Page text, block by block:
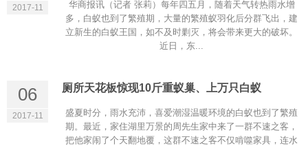
同一幢房屋中个别住户发现蚁害，为什么单独灭
由于白蚁危害隐蔽，传播、蔓延的途径多，通常难于发现，同
一幢房屋个别住户发现蚁害，并不能排除其他住户就没有蚁
造成新的危
2017-11
华商报讯（记者 张莉）每年四五月，随着天气转热雨水增
多，白蚁也到了繁殖期，大量的繁殖蚁羽化后分群飞出，建
立新生的白蚁王国，如不及时剿灭，将会带来更大的破坏。
近日，东...
06
2017-11
厕所天花板惊现10斤重蚁巢、上万只白蚁
盛夏时分，雨水充沛，喜爱潮湿温暖环境的白蚁也到了繁殖
期。最近，家住湖里万景的周先生家中来了一群不速之客，
把他家闹了个天翻地覆，这群不速之客不仅啃噬家具，连水